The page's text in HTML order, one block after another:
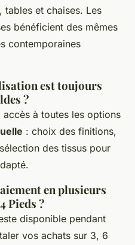
tables et chaises. Les
bénéficient des mêmes
contemporaines
est toujours
?
à toutes les options
: choix des finitions,
des tissus pour
en plusieurs
Pieds ?
disponible pendant
vos achats sur 3, 6